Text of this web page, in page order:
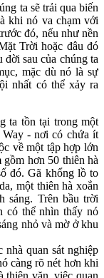
ta sẽ trải qua biến
khi nó va chạm với
đó, nếu như nền
Trời hoặc đâu đó
đời sau của chúng ta
mặc dù nó là sự
nhất có thể xảy ra
ta tồn tại trong một
- nơi có chứa ít
về một tập hợp lớn
hơn 50 thiên hà
đó. Gã khổng lồ to
một thiên hà xoắn
sáng. Trên bầu trời
có thể nhìn thấy nó
nhỏ và mờ ở khu
quan sát nghiệp
càng rõ nét hơn khi
thiên văn, việc quan